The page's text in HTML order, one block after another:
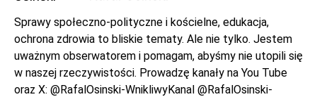
Sprawy społeczno-polityczne i kościelne, edukacja,
ochrona zdrowia to bliskie tematy. Ale nie tylko. Jestem
uważnym obserwatorem i pomagam, abyśmy nie utopili się
w naszej rzeczywistości. Prowadzę kanały na You Tube
oraz X: @RafalOsinski-WnikliwyKanal @RafalOsinski-